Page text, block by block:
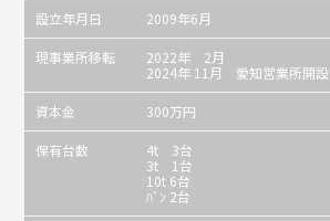
設立年月日 2009年6月
現事業所移転
2022年 2月
2024年 11月 愛知営業所開設
資本金 300万円
保有台数
4t 3台
3t 1台
10t 6台
ﾊﾞﾝ 2台